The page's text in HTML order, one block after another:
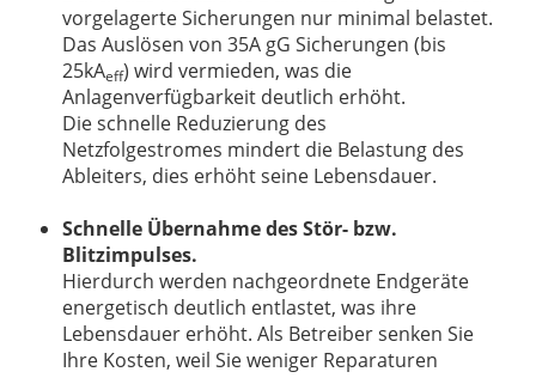
vorgelagerte Sicherungen nur minimal belastet.
Das Auslösen von 35A gG Sicherungen (bis
25kAeff) wird vermieden, was die
Anlagenverfügbarkeit deutlich erhöht.
Die schnelle Reduzierung des
Netzfolgestromes mindert die Belastung des
Ableiters, dies erhöht seine Lebensdauer.
Schnelle Übernahme des Stör- bzw.
Blitzimpulses.
Hierdurch werden nachgeordnete Endgeräte
energetisch deutlich entlastet, was ihre
Lebensdauer erhöht. Als Betreiber senken Sie
Ihre Kosten, weil Sie weniger Reparaturen